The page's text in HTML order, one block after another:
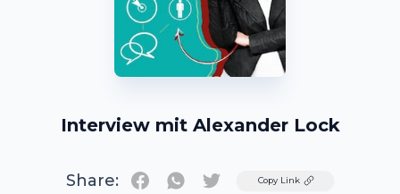
Interview mit Alexander Lock
Share: TwitterCopy Link